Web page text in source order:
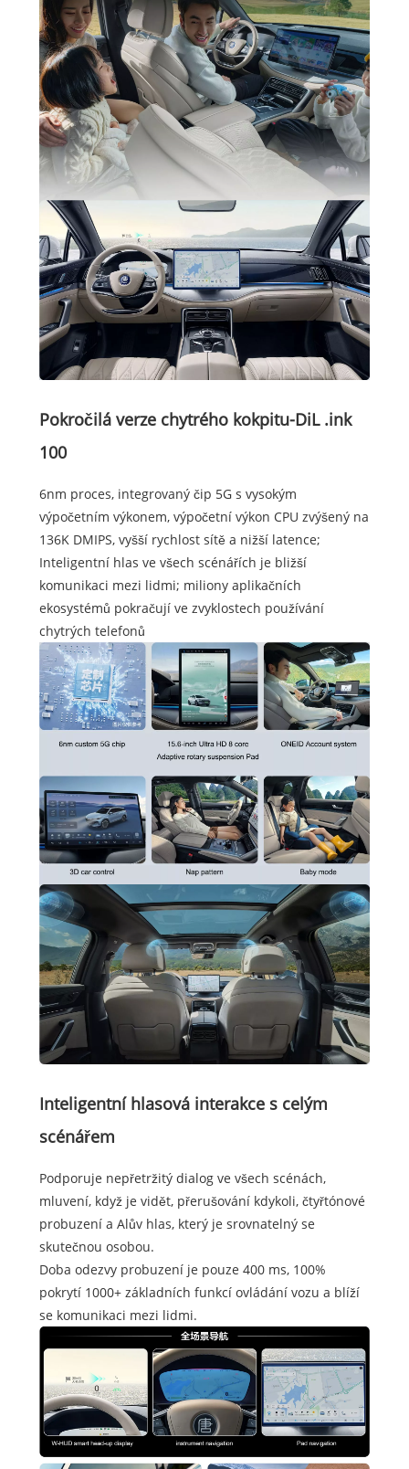
Pokročilá verze chytrého kokpitu-DiL .ink
100
6nm proces, integrovaný čip 5G s vysokým
výpočetním výkonem, výpočetní výkon CPU zvýšený na
136K DMIPS, vyšší rychlost sítě a nižší latence;
Inteligentní hlas ve všech scénářích je bližší
komunikaci mezi lidmi; miliony aplikačních
ekosystémů pokračují ve zvyklostech používání
chytrých telefonů
Inteligentní hlasová interakce s celým
scénářem
Podporuje nepřetržitý dialog ve všech scénách,
mluvení, když je vidět, přerušování kdykoli, čtyřtónové
probuzení a Alův hlas, který je srovnatelný se
skutečnou osobou.
Doba odezvy probuzení je pouze 400 ms, 100%
pokrytí 1000+ základních funkcí ovládání vozu a blíží
se komunikaci mezi lidmi.